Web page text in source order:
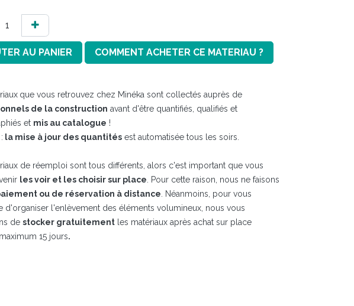
AU PANIER COMMENT ACHETER CE MATERIAU ?
que vous retrouvez chez Minéka sont collectés auprès de
de la construction avant d'être quantifiés, qualifiés et
et mis au catalogue !
la mise à jour des quantités est automatisée tous les soirs.
de réemploi sont tous différents, alors c'est important que vous
les voir et les choisir sur place . Pour cette raison, nous ne faisons
ou de réservation à distance . Néanmoins, pour vous
d'organiser l'enlèvement des éléments volumineux, nous vous
de stocker gratuitement les matériaux après achat sur place
15 jours​.